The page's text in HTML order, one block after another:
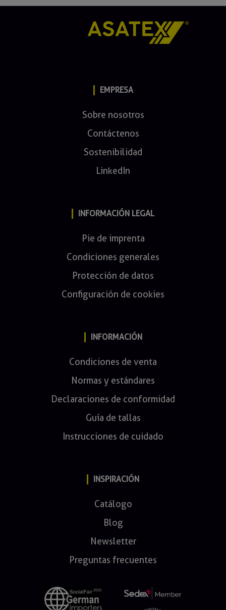
EMPRESA
Sobre nosotros
Contáctenos
Sostenibilidad
LinkedIn
INFORMACIÓN LEGAL
Pie de imprenta
Condiciones generales
Protección de datos
Configuración de cookies
INFORMACIÓN
Condiciones de venta
Normas y estándares
Declaraciones de conformidad
Guía de tallas
Instrucciones de cuidado
INSPIRACIÓN
Catálogo
Blog
Newsletter
Preguntas frecuentes